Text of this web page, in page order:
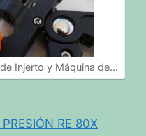
Injerto y Máquina de…
RE 80X